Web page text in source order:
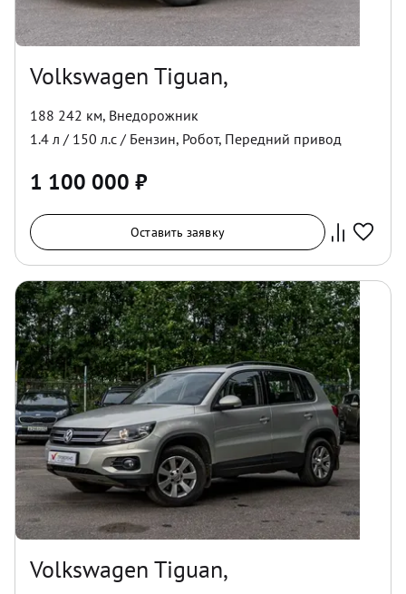
Volkswagen Tiguan,
188 242 км, Внедорожник
1.4 л / 150 л.с / Бензин, Робот, Передний привод
1 100 000 ₽
Оставить заявку
Volkswagen Tiguan,